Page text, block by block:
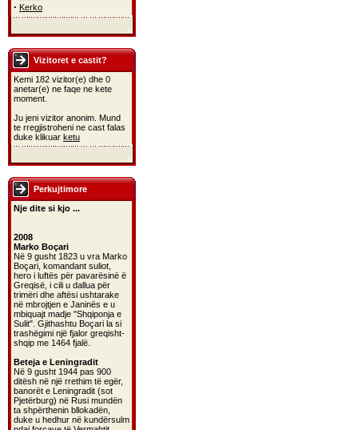
· Kerko
Vizitoret e castit?
Kemi 182 vizitor(e) dhe 0
anetar(e) ne faqe ne kete
moment.
Ju jeni vizitor anonim. Mund
te rregjistroheni ne cast falas
duke klikuar ketu
Perkujtimore
Nje dite si kjo ...
2008
Marko Boçari
Në 9 gusht 1823 u vra Marko
Boçari, komandant suliot,
hero i luftës për pavarësinë ë
Greqisë, i cili u dallua për
trimëri dhe aftësi ushtarake
në mbrojtjen e Janinës e u
mbiquajt madje "Shqiponja e
Sulit". Gjithashtu Boçari la si
trashëgimi një fjalor greqisht-
shqip me 1464 fjalë.
Beteja e Leningradit
Në 9 gusht 1944 pas 900
ditësh në një rrethim të egër,
banorët e Leningradit (sot
Pjetërburg) në Rusi mundën
ta shpërthenin bllokadën,
duke u hedhur në kundërsulm